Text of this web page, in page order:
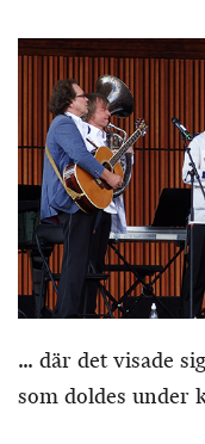
… där det visade
som doldes under